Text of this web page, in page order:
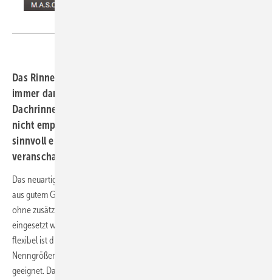
Das Rinnen-Verbindungs-System von M.A.S.C. kommt
immer dann zum Einsatz, wenn das Löten von
Dachrinnennähten technisch nicht möglich und optisch
nicht empfehlenswert ist oder aber wirtschaftlich nicht
sinnvoll erscheint. Ein BAUMETALL-TV-Anwendervideo
veranschaulicht die einfache Anwendung des Systems
Das neuartige System erfreut sich zunehmender Beliebtheit und das
aus gutem Grund: Unabhängig von der Rinnengröße kann das System
ohne zusätzliche Halbfabrikate wie Rinnenverbinder oder Stoßprofile
eingesetzt werden. Ganz ohne Lagerhaltung und dafür entsprechend
flexibel ist die einfache Anwendung für halbrunde Rinnen der
Nenngrößen 250, 285, 333, 400 oder 500 mm gleichermaßen gut
geeignet. Das von den M.A.S.C.-Dachprofis aus Vöhringen entwickelte